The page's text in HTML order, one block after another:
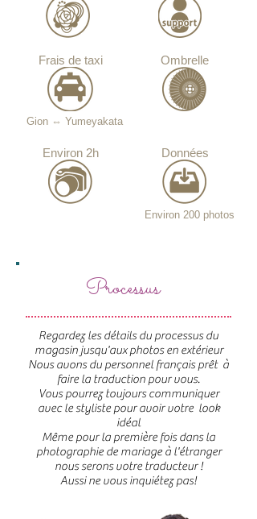
Frais de taxi Ombrelle
Gion ⇔ Yumeyakata
Environ 2h Données
Environ 200 photos
Processus
Regardez les détails du processus du
magasin jusqu'aux photos en extérieur
Nous avons du personnel français prêt à
faire la traduction pour vous.
Vous pourrez toujours communiquer
avec le styliste pour avoir votre look
idéal
Même pour la première fois dans la
photographie de mariage à l'étranger
nous serons votre traducteur !
Aussi ne vous inquiétez pas!